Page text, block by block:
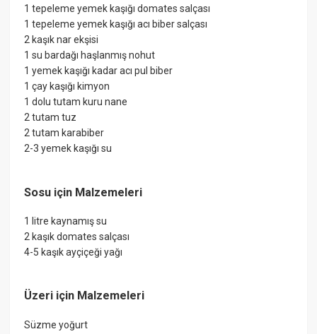
1 tepeleme yemek kaşığı domates salçası
1 tepeleme yemek kaşığı acı biber salçası
2 kaşık nar ekşisi
1 su bardağı haşlanmış nohut
1 yemek kaşığı kadar acı pul biber
1 çay kaşığı kimyon
1 dolu tutam kuru nane
2 tutam tuz
2 tutam karabiber
2-3 yemek kaşığı su
Sosu için Malzemeleri
1 litre kaynamış su
2 kaşık domates salçası
4-5 kaşık ayçiçeği yağı
Üzeri için Malzemeleri
Süzme yoğurt